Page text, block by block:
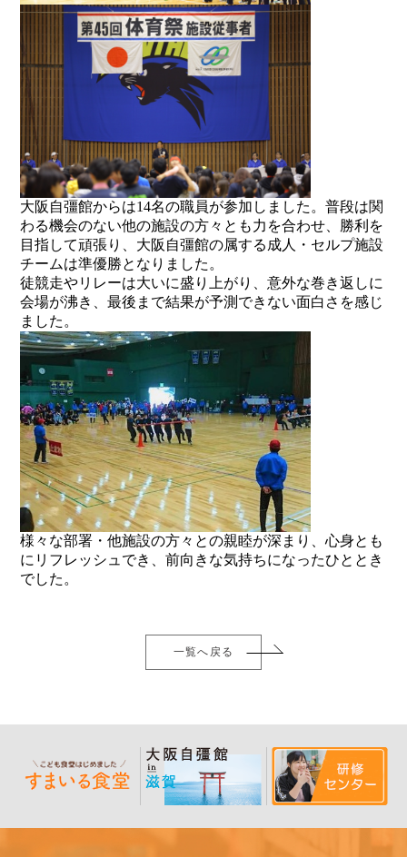
大阪自彊館からは14名の職員が参加しました。普段は関
わる機会のない他の施設の方々とも力を合わせ、勝利を
目指して頑張り、大阪自彊館の属する成人・セルプ施設
チームは準優勝となりました。
徒競走やリレーは大いに盛り上がり、意外な巻き返しに
会場が沸き、最後まで結果が予測できない面白さを感じ
ました。
様々な部署・他施設の方々との親睦が深まり、心身とも
にリフレッシュでき、前向きな気持ちになったひととき
でした。
一覧へ戻る